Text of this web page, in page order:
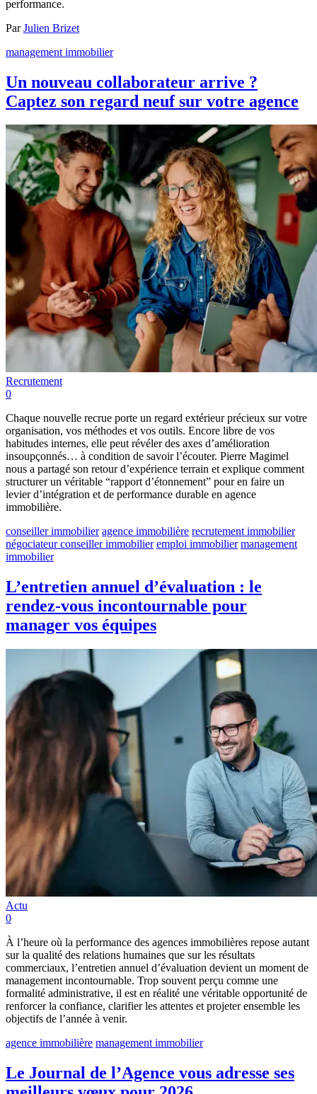
performance.
ParJulien Brizet
management immobilier
Un nouveau collaborateur arrive ?
Captez son regard neuf sur votre agence
Recrutement
0
Chaque nouvelle recrue porte un regard extérieur précieux sur votre
organisation, vos méthodes et vos outils. Encore libre de vos
habitudes internes, elle peut révéler des axes d’amélioration
insoupçonnés… à condition de savoir l’écouter. Pierre Magimel
nous a partagé son retour d’expérience terrain et explique comment
structurer un véritable “rapport d’étonnement” pour en faire un
levier d’intégration et de performance durable en agence
immobilière.
conseiller immobilier agence immobilière recrutement immobilier
négociateur conseiller immobilier emploi immobilier management
immobilier
L’entretien annuel d’évaluation : le
rendez-vous incontournable pour
manager vos équipes
Actu
0
À l’heure où la performance des agences immobilières repose autant
sur la qualité des relations humaines que sur les résultats
commerciaux, l’entretien annuel d’évaluation devient un moment de
management incontournable. Trop souvent perçu comme une
formalité administrative, il est en réalité une véritable opportunité de
renforcer la confiance, clarifier les attentes et projeter ensemble les
objectifs de l’année à venir.
agence immobilière management immobilier
Le Journal de l’Agence vous adresse ses